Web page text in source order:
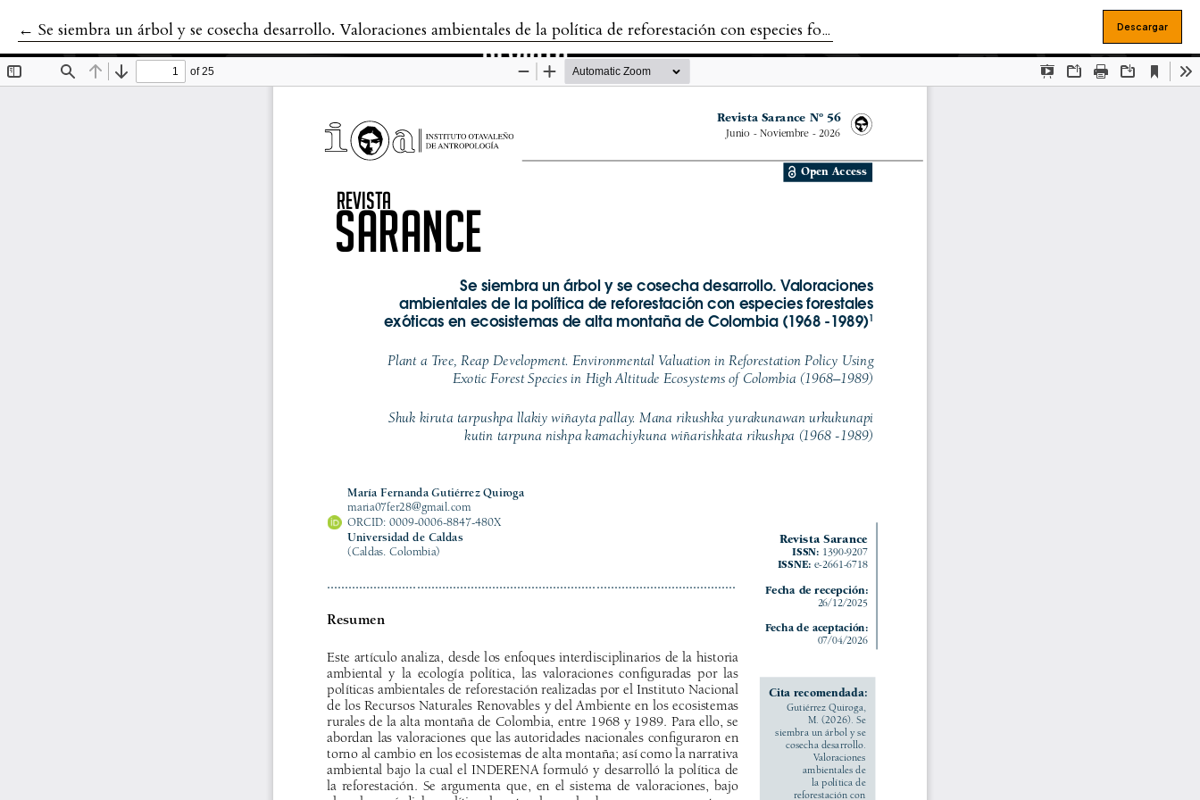
← Volver a los detalles del artículo
Se siembra un árbol y se cosecha desarrollo. Valoraciones ambientales de la política de reforestación con especies forestales exóticas en ecosistemas de alta montaña de Colombia (1968 -1989) Descargar